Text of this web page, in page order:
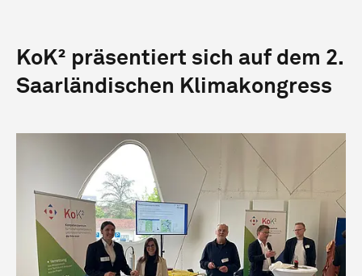
KoK² präsentiert sich auf dem 2.
Saarländischen Klimakongress